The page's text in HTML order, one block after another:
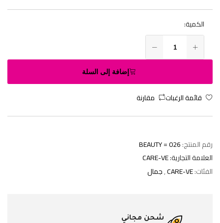
الكمية:
إضافة إلى السلة
قائمة الرغبات مقارنة
رقم المنتج:BEAUTY = 026
العلامة التجارية:CARE-VE
الفئات:CARE-VE
,جمال
شحن مجاني